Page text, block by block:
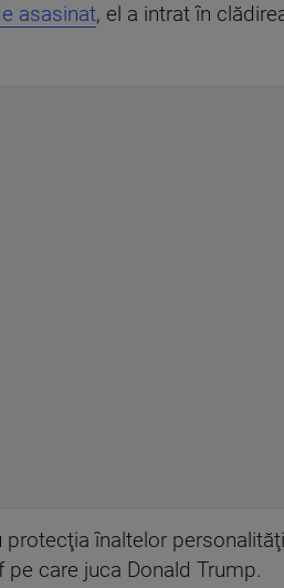
asasinat, el a intrat în
protecţia înaltelor
care juca Donald Trump.